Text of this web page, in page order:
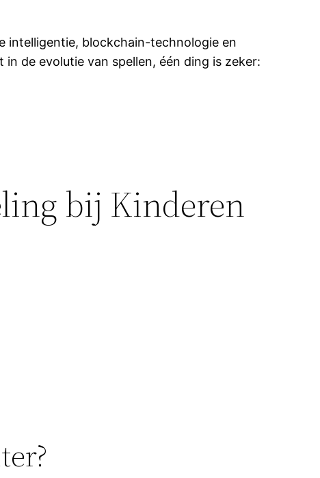
intelligentie, blockchain-technologie en
de evolutie van spellen, één ding is zeker:
bij Kinderen